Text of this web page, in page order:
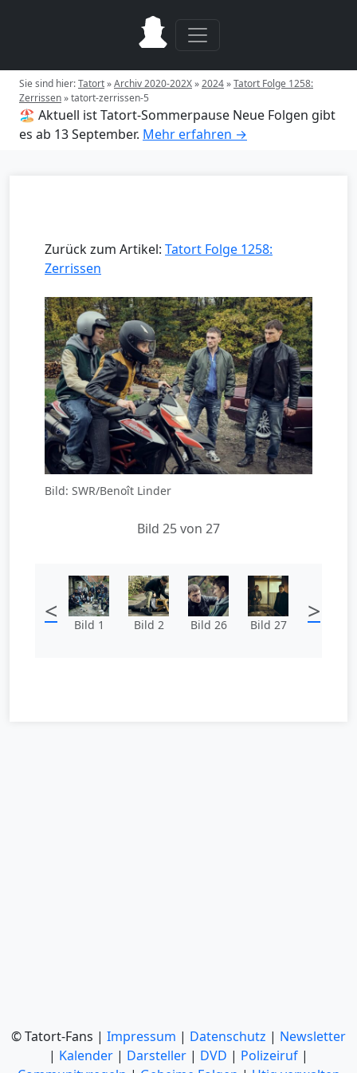
Sie sind hier:Tatort»Archiv 2020-202X»2024»Tatort Folge 1258:
Zerrissen»tatort-zerrissen-5
🏖️ Aktuell ist Tatort-Sommerpause Neue Folgen gibt
es ab 13 September. Mehr erfahren →
Zurück zum Artikel: Tatort Folge 1258:
Zerrissen
Bild: SWR/Benoît Linder
Bild 25 von 27
< Bild 1 Bild 2 Bild 26 Bild 27 >
© Tatort-Fans | Impressum | Datenschutz | Newsletter
| Kalender | Darsteller | DVD | Polizeiruf |